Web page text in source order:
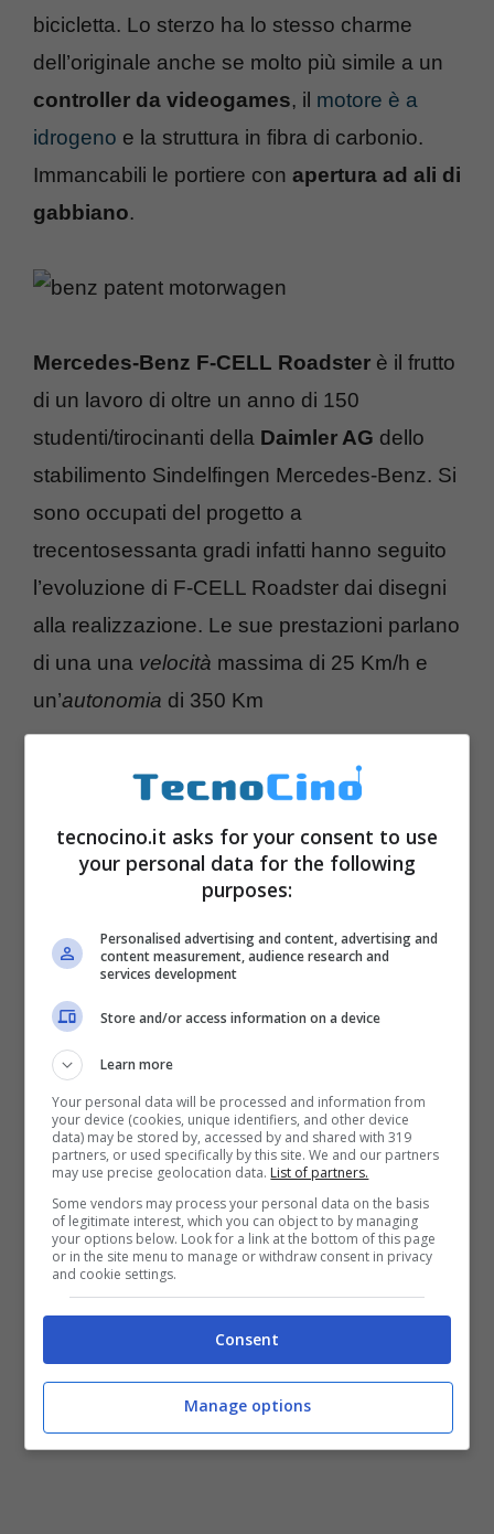
bicicletta. Lo sterzo ha lo stesso charme
dell’originale anche se molto più simile a un
controller da videogames, il motore è a
idrogeno e la struttura in fibra di carbonio.
Immancabili le portiere con apertura ad ali di
gabbiano.
Mercedes-Benz F-CELL Roadster è il frutto
di un lavoro di oltre un anno di 150
studenti/tirocinanti della Daimler AG dello
stabilimento Sindelfingen Mercedes-Benz. Si
sono occupati del progetto a
trecentosessanta gradi infatti hanno seguito
l’evoluzione di F-CELL Roadster dai disegni
alla realizzazione. Le sue prestazioni parlano
di una una velocità massima di 25 Km/h e
un’autonomia di 350 Km
tecnocino.it asks for your consent to use
your personal data for the following
purposes:
Personalised advertising and content, advertising and
content measurement, audience research and
services development
Store and/or access information on a device
Learn more
Your personal data will be processed and information from
your device (cookies, unique identifiers, and other device
data) may be stored by, accessed by and shared with 319
partners, or used specifically by this site. We and our partners
may use precise geolocation data. List of partners.
Some vendors may process your personal data on the basis
of legitimate interest, which you can object to by managing
your options below. Look for a link at the bottom of this page
or in the site menu to manage or withdraw consent in privacy
and cookie settings.
Consent
Manage options